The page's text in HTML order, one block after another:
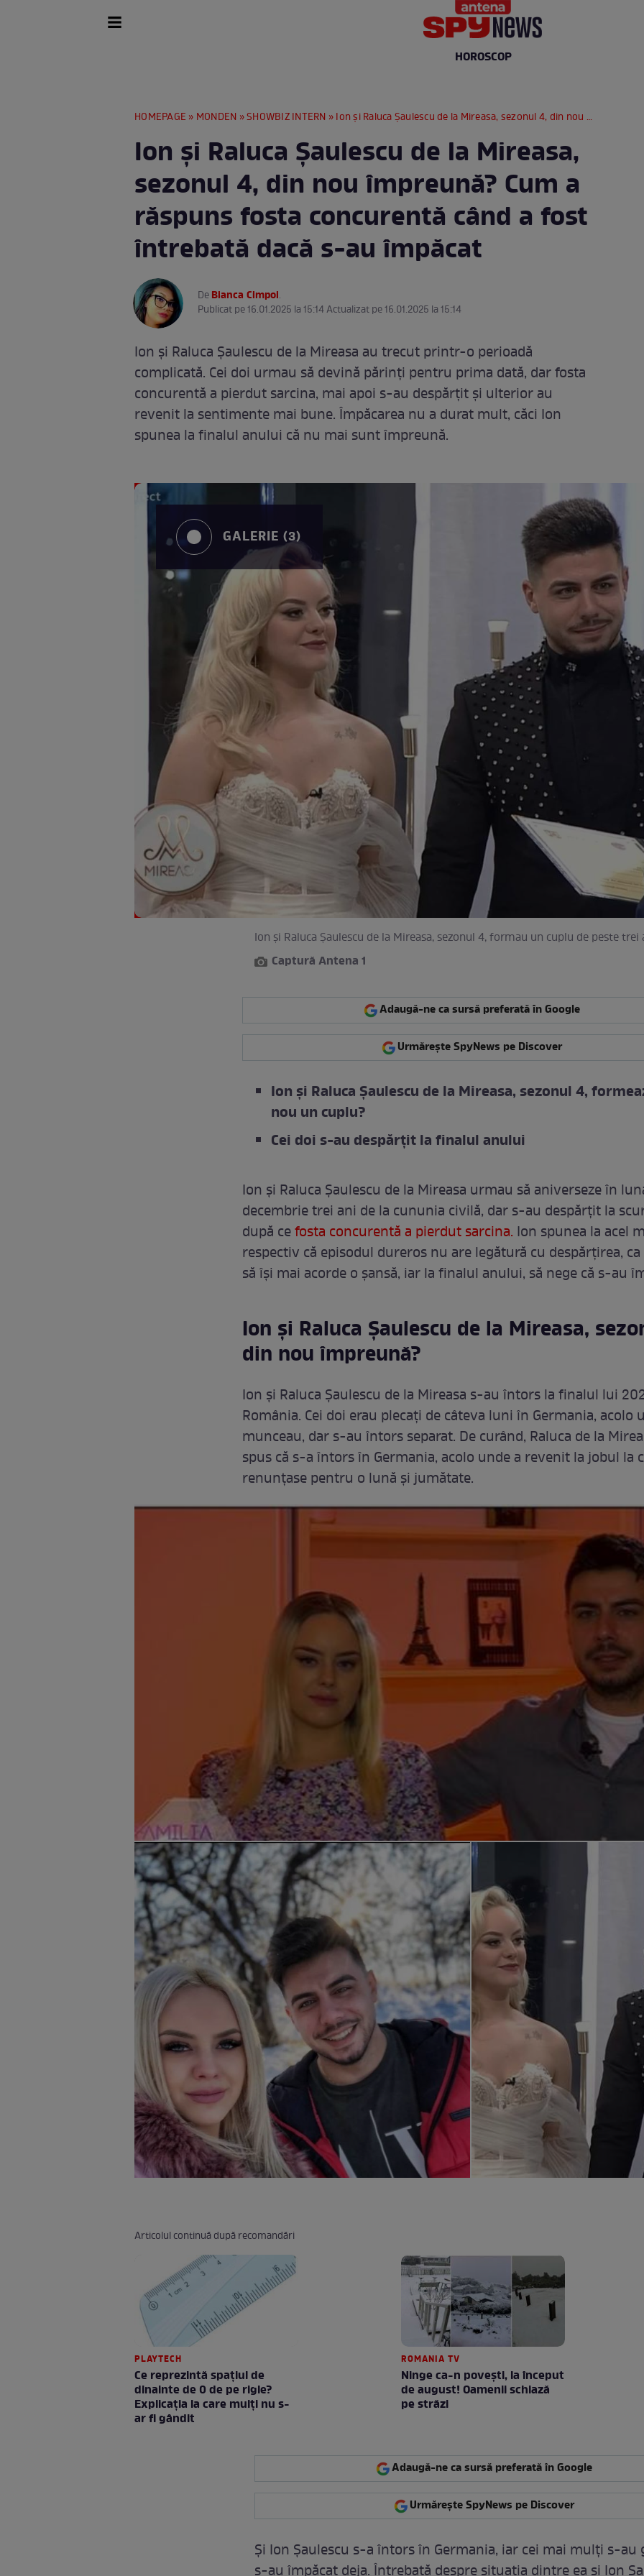
HOROSCOP
HOMEPAGE » MONDEN »SHOWBIZ INTERN » Ion și Raluca Șaulescu de la Mireasa, sezonul 4, din nou împreună? Cum a răspuns fosta concurentă când a fost întrebată dacă s-au împăcat
Ion și Raluca Șaulescu de la Mireasa,
sezonul 4, din nou împreună? Cum a
răspuns fosta concurentă când a fost
întrebată dacă s-au împăcat
DeBianca Cimpoi.
Publicat pe 16.01.2025 la 15:14 Actualizat pe 16.01.2025 la 15:14
Ion și Raluca Șaulescu de la Mireasa au trecut printr-o perioadă
complicată. Cei doi urmau să devină părinți pentru prima dată, dar fosta
concurentă a pierdut sarcina, mai apoi s-au despărțit și ulterior au
revenit la sentimente mai bune. Împăcarea nu a durat mult, căci Ion
spunea la finalul anului că nu mai sunt împreună.
GALERIE (3)
Ion și Raluca Șaulescu de la Mireasa, sezonul 4, formau un cuplu de peste trei
Captură Antena 1
Adaugă-ne ca sursă preferată în Google
Urmărește SpyNews pe Discover
Ion și Raluca Șaulescu de la Mireasa, sezonul 4,
nou un cuplu?
Cei doi s-au despărțit la finalul anului
Ion și Raluca Șaulescu de la Mireasa urmau să aniverseze în
decembrie trei ani de la cununia civilă, dar s-au despărțit la
după cefosta concurentă a pierdut sarcina. Ion spunea la acel
respectiv că episodul dureros nu are legătură cu despărțirea,
să își mai acorde o șansă, iar la finalul anului, să nege că s-au
Ion și Raluca Șaulescu de la Mireasa,
din nou împreună?
Ion și Raluca Șaulescu de la Mireasa s-au întors la finalul lui
România. Cei doi erau plecați de câteva luni în Germania, acolo
munceau, dar s-au întors separat. De curând, Raluca de la
spus că s-a întors în Germania, acolo unde a revenit la jobul la
renunțase pentru o lună și jumătate.
Articolul continuă după recomandări
PLAYTECH
Ce reprezintă spaţiul de
dinainte de 0 de pe rigle?
Explicaţia la care mulţi nu s-
ar fi gândit
ROMANIA TV
Ninge ca-n povești, la început
de august! Oamenii schiază
pe străzi
Adaugă-ne ca sursă preferată în Google
Urmărește SpyNews pe Discover
Și Ion Șaulescu s-a întors în Germania, iar cei mai mulți s-au